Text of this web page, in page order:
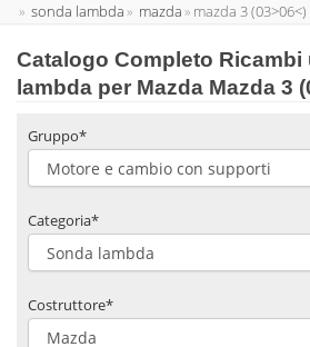
sonda lambda
mazda mazda 3 (03>06<)
Catalogo Completo Ricambi
lambda per Mazda Mazda 3
Gruppo*
Categoria*
Costruttore*